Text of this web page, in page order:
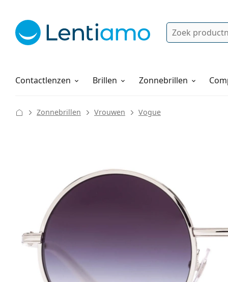
Zoek
Contactlenzen
Lenzenvloeistoffen Brillen Zonnebrillen
Hoe bestellen
Zonnebrillen Vrouwen Vogue